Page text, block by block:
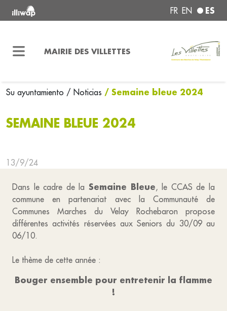
FR EN ES
MAIRIE DES VILLETTES
Su ayuntamiento / Noticias / Semaine bleue 2024
SEMAINE BLEUE 2024
13/9/24
Dans le cadre de la Semaine Bleue, le CCAS de la
commune en partenariat avec la Communauté de
Communes Marches du Velay Rochebaron propose
différentes activités réservées aux Seniors du 30/09 au
06/10.
Le thème de cette année :
Bouger ensemble pour entretenir la flamme
!